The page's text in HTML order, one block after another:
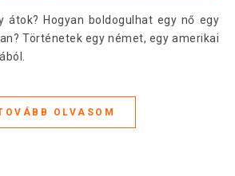
Történetek egy német, egy amerikai
OLVASOM